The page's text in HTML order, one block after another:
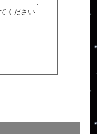
ください